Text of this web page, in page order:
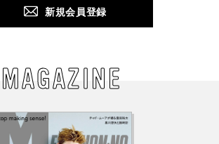
新規会員登録
MAGAZINE